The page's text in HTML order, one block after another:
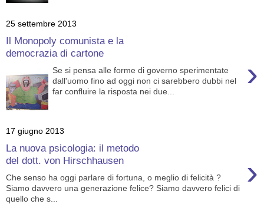
25 settembre 2013
Il Monopoly comunista e la
democrazia di cartone
›
Se si pensa alle forme di governo sperimentate
dall'uomo fino ad oggi non ci sarebbero dubbi nel
far confluire la risposta nei due...
17 giugno 2013
La nuova psicologia: il metodo
del dott. von Hirschhausen
›
Che senso ha oggi parlare di fortuna, o meglio di felicità ?
Siamo davvero una generazione felice? Siamo davvero felici di
quello che s...